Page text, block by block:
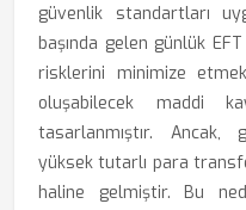
güvenlik standartları
başında gelen günlük
risklerini minimize
oluşabilecek maddi
tasarlanmıştır. Ancak,
yüksek tutarlı para
haline gelmiştir. Bu